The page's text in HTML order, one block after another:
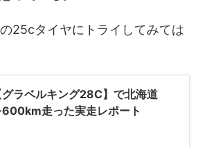
25cタイヤにトライしてみては
グラベルキング28C】で北海道
600km走った実走レポート